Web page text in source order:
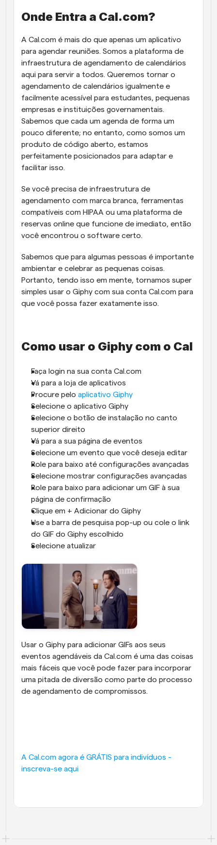
Onde Entra a Cal.com?
A Cal.com é mais do que apenas um aplicativo
para agendar reuniões. Somos a plataforma de
infraestrutura de agendamento de calendários
aqui para servir a todos. Queremos tornar o
agendamento de calendários igualmente e
facilmente acessível para estudantes, pequenas
empresas e instituições governamentais.
Sabemos que cada um agenda de forma um
pouco diferente; no entanto, como somos um
produto de código aberto, estamos
perfeitamente posicionados para adaptar e
facilitar isso.
Se você precisa de infraestrutura de
agendamento com marca branca, ferramentas
compatíveis com HIPAA ou uma plataforma de
reservas online que funcione de imediato, então
você encontrou o software certo.
Sabemos que para algumas pessoas é importante
ambientar e celebrar as pequenas coisas.
Portanto, tendo isso em mente, tornamos super
simples usar o Giphy com sua conta Cal.com para
que você possa fazer exatamente isso.
Como usar o Giphy com o Cal
Faça login na sua conta Cal.com
Vá para a loja de aplicativos
Procure pelo aplicativo Giphy
Selecione o aplicativo Giphy
Selecione o botão de instalação no canto
superior direito
Vá para a sua página de eventos
Selecione um evento que você deseja editar
Role para baixo até configurações avançadas
Selecione mostrar configurações avançadas
Role para baixo para adicionar um GIF à sua
página de confirmação
Clique em + Adicionar do Giphy
Use a barra de pesquisa pop-up ou cole o link
do GIF do Giphy escolhido
Selecione atualizar
Usar o Giphy para adicionar GIFs aos seus
eventos agendáveis da Cal.com é uma das coisas
mais fáceis que você pode fazer para incorporar
uma pitada de diversão como parte do processo
de agendamento de compromissos.
A Cal.com agora é GRÁTIS para indivíduos -
inscreva-se aqui